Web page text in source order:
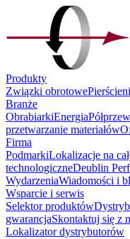
Produkty
Związki obrotowe
Branże
ObrabiarkiEnergia
przetwarzanie materiałów
Firma
PodmarkiLokalizacje na
technologiczneDeublin
WydarzeniaWiadomości i
Wsparcie i serwis
Selektor produktów
gwarancjaSkontaktuj się z
Lokalizator dystrybutorów